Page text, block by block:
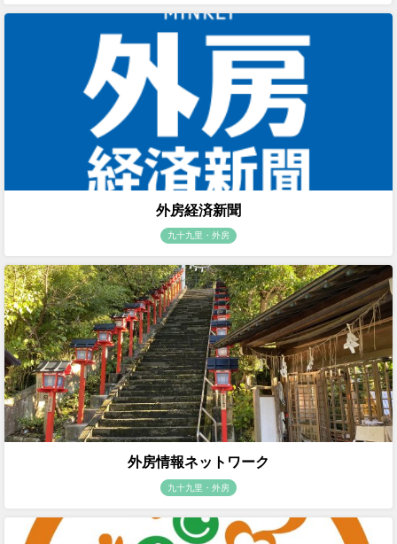
外房経済新聞
九十九里・外房
外房情報ネットワーク
九十九里・外房